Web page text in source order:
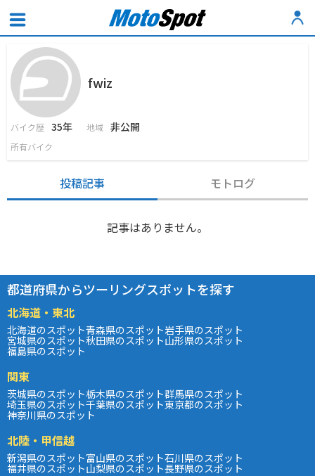
fwiz
バイク歴 35年 地域 非公開
所有バイク
投稿記事 モトログ
記事はありません。
都道府県からツーリングスポットを探す
北海道・東北
北海道のスポット青森県のスポット岩手県のスポット
宮城県のスポット秋田県のスポット山形県のスポット
福島県のスポット
関東
茨城県のスポット栃木県のスポット群馬県のスポット
埼玉県のスポット千葉県のスポット東京都のスポット
神奈川県のスポット
北陸・甲信越
新潟県のスポット富山県のスポット石川県のスポット
福井県のスポット山梨県のスポット長野県のスポット